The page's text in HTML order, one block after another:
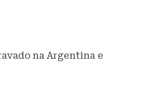
na Argentina e